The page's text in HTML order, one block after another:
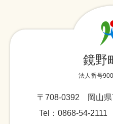
鏡野
法人番号
〒708-0392 岡山県
Tel：0868-54-